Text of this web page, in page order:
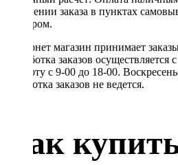
получении заказа в пунктах
курьером.
Интернет магазин принимает
Обработка заказов
Субботу с 9-00 до 18-00.
обработка заказов не ведется.
Как